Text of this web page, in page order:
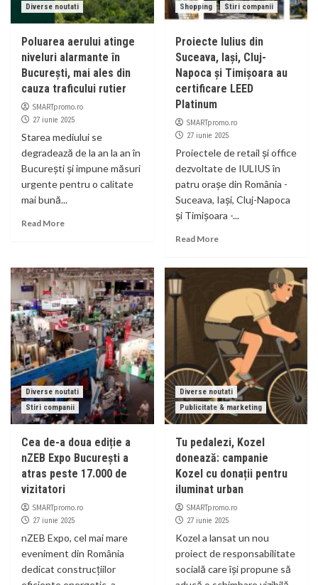
Diverse noutati
Poluarea aerului atinge
niveluri alarmante în
București, mai ales din
cauza traficului rutier
SMARTpromo.ro
27 iunie 2025
Starea mediului se
degradează de la an la an în
București și impune măsuri
urgente pentru o calitate
mai bună...
Read More
Shopping
Stiri companii
Proiecte Iulius din
Suceava, Iași, Cluj-
Napoca și Timișoara au
certificare LEED
Platinum
SMARTpromo.ro
27 iunie 2025
Proiectele de retail și office
dezvoltate de IULIUS în
patru orașe din România -
Suceava, Iași, Cluj-Napoca
și Timișoara -...
Read More
Diverse noutati
Stiri companii
Cea de-a doua ediție a
nZEB Expo București a
atras peste 17.000 de
vizitatori
SMARTpromo.ro
27 iunie 2025
nZEB Expo, cel mai mare
eveniment din România
dedicat construcțiilor
Diverse noutati
Publicitate & marketing
Tu pedalezi, Kozel
donează: campanie
Kozel cu donații pentru
iluminat urban
SMARTpromo.ro
27 iunie 2025
Kozel a lansat un nou
proiect de responsabilitate
socială care își propune să